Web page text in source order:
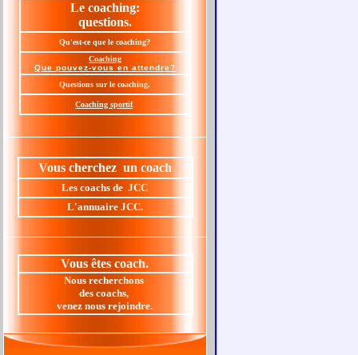
Le coaching:
questions.
Qu'est-ce que le coaching?
Coaching
Que pouvez-vous en attendre?
Questions sur le coaching.
Coaching sportif.
Vous cherchez un coach
Les coachs de JCC
L'annuaire JCC.
Vous êtes coach.
Nous recherchons
des coachs,
venez nous rejoindre.